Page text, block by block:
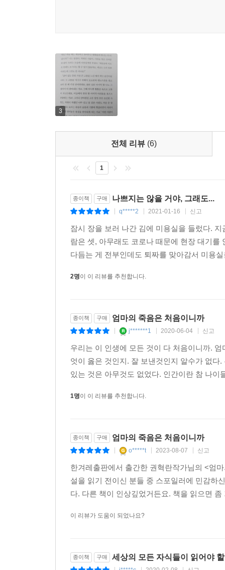
--- p.311
저자는 2년이라는 시간 동안 좋아질 일이라고
그렇게 지난한 고통에 시달리다 돌아가신 엄마
전부터 “늙으면 그냥 딱 죽고 싶다”고 말씀하
불합리하고 불필요한 고통 속에서 모질게 살
아무것도 하지 못하는 자신을 자식들에게도, 아
이 책은 먼 미래의 일일 것만 같은 죽음에 관해
않게, 가슴은 아프지만 곧 잊힐 슬픔과 조금은
돌아보게 한다. 늙어가는 부모와, 부모의 죽음
내 몸에, 내 죽음에 아무것도 할 수 없는 사람이 ‘
참혹한 두 달 동안 병원을 오가면서 공부를 했다.
죽을 것도 명확하니 뭘 더 꺼리겠는가. 아직 정신
것은 찍어야 했다. 엄마가 죽는 순간까지 하지 못
사랑을 담아 기억하든 슬픔을 적셔 되새기든,
“부모의 죽음은 처음이니까”
구순 엄마와의 마지막 2년을 담은 에세이
“죽음, 거참 누가 차가운 거랬니,
그 손으로 수저를 들어 밥을 먹게 하는 이야기”
마지막 나날을 기록한 저자가 있다. 페미니스트
시달리다 느리게 죽어간 엄마의 날들을 섬세하게
제 발로, 제 손으로 용변조차 볼 수 없어 도우미의
이 책이 여타의 책들과 다른 점은 단지 사모곡
시대는 과연 축복인지 재앙인지, 노인 인구가
모두에게 더 행복할 수 있다고 말한다.
3
전체 리뷰 (6)
1
종이책 구매 나쁘지는 않을 거야, 그래도...
q*****2 2021-01-16 신고
잠시 장을 보러 나간 김에 미용실을 들렀다.
람은 셋, 아무래도 코로나 때문에 현장 대기
다듬는 게 전부인데도 퇴짜를 맞아감서 미용
2명이 이 리뷰를 추천합니다.
종이책 구매 엄마의 죽음은 처음이니까
j*******1 2020-06-04 신고
우리는 이 인생에 모든 것이 다 처음이니까.
엇이 옳은 것인지. 잘 보낸것인지 알수가 없
있는 것은 아무것도 없었다. 인간이란 참 나
1명이 이 리뷰를 추천합니다.
종이책 구매 엄마의 죽음은 처음이니까
o*****t 2023-08-07 신고
한겨레출판에서 출간한 권혁란작가님의 <엄
설을 읽기 전이신 분들 중 스포일러에 민감하
다. 다른 책이 인상깊었거든요. 책을 읽으면
이 리뷰가 도움이 되었나요?
종이책 구매 세상의 모든 자식들이 읽어야